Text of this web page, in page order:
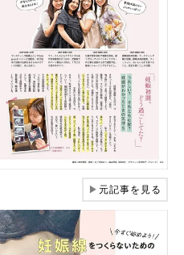
▶元記事を見る